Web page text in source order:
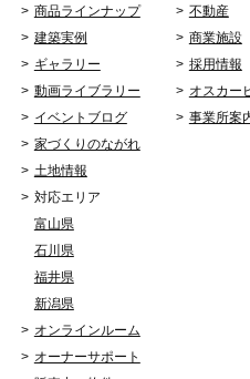
商品ラインナップ
建築実例
ギャラリー
動画ライブラリー
イベントブログ
家づくりのながれ
土地情報
対応エリア
富山県
石川県
福井県
新潟県
オンラインルーム
オーナーサポート
不動産
商業施設
採用情報
オスカー
事業所案